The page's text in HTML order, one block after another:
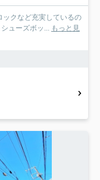
ックなど充実しているの
ューズボッ... もっと見